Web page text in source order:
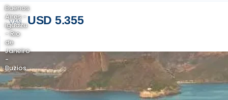
VAN USD 5.355
Buenos
Aires -
Iguazu
- Rio
de
Janeiro
-
Buzios